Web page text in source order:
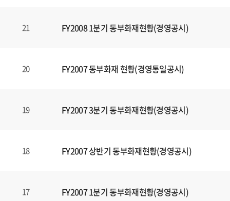
21 FY2008 1분기 동부화재현황(경영공시)
20 FY2007 동부화재 현황(경영통일공시)
19 FY2007 3분기 동부화재현황(경영공시)
18 FY2007 상반기 동부화재현황(경영공시)
17 FY2007 1분기 동부화재현황(경영공시)